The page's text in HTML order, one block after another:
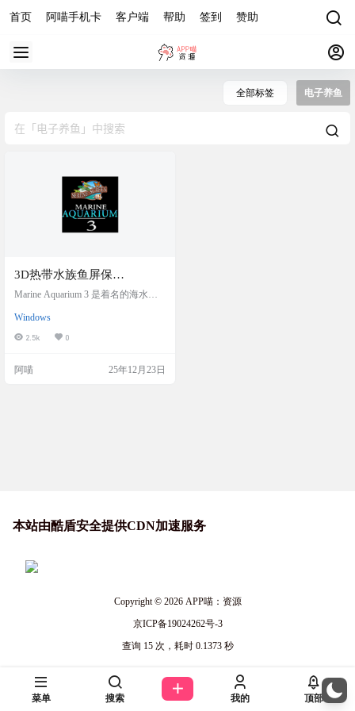
首页 阿喵手机卡 客户端 帮助 签到 赞助
全部标签 电子养鱼
3D热带水族鱼屏保
SereneScreen Marine
免注册版，效果逼真，电子
鱼缸
Marine Aquarium 3 是着名的海水鱼
需要一个 LCD屏幕，连接上电脑，
便能随时享受观赏珊瑚鱼的乐趣，
自由自在地游动，配合您自选的柔
Windows
2.5k 0
阿喵 25年12月23日
本站由酷盾安全提供CDN加速服务
Copyright © 2026APP喵：资源
京ICP备19024262号-3
查询 15 次，耗时 0.1373 秒
菜单 搜索 我的 顶部